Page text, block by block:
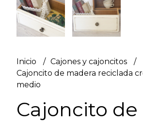
Inicio
Cajones y cajoncitos
Cajoncito de madera reciclada
medio
Cajoncito de